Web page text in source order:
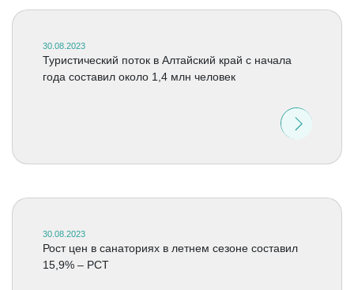
30.08.2023
Туристический поток в Алтайский край с начала
года составил около 1,4 млн человек
30.08.2023
Рост цен в санаториях в летнем сезоне составил
15,9% – РСТ